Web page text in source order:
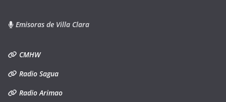
Emisoras de Villa Clara
CMHW
Radio Sagua
Radio Arimao